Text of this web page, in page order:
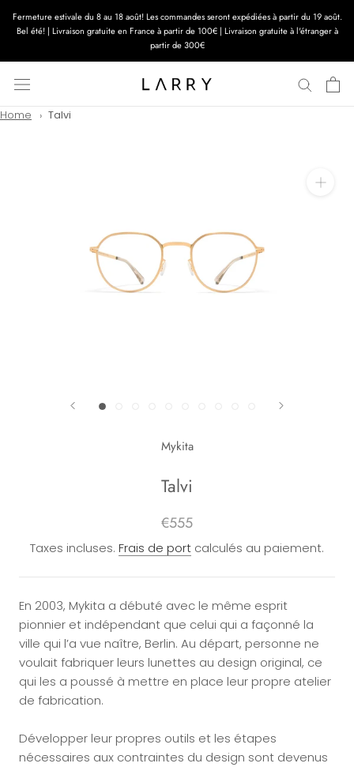
Fermeture estivale du 8 au 18 août! Les commandes seront expédiées à partir du 19 août.
Bel été! | Livraison gratuite en France à partir de 100€ | Livraison gratuite à l'étranger à
partir de 300€
Home Talvi
Mykita
Talvi
€555
Taxes incluses. Frais de port calculés au paiement.
En 2003, Mykita a débuté avec le même esprit
pionnier et indépendant que celui qui a façonné la
ville qui l’a vue naître, Berlin. Au départ, personne ne
voulait fabriquer leurs lunettes au design original, ce
qui les a poussé à mettre en place leur propre atelier
de fabrication.
Développer leur propres outils et les étapes
nécessaires aux contraintes du design sont devenus